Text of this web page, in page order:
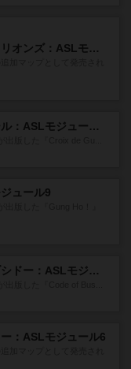
ドゥームド・バタリオンズ：ASLモジュール11
クロワ・ド・ゲール：ASLモジュール10
ュール9
コード・オブ・ブシドー：ASLモジュール8
：ASLモジュール6